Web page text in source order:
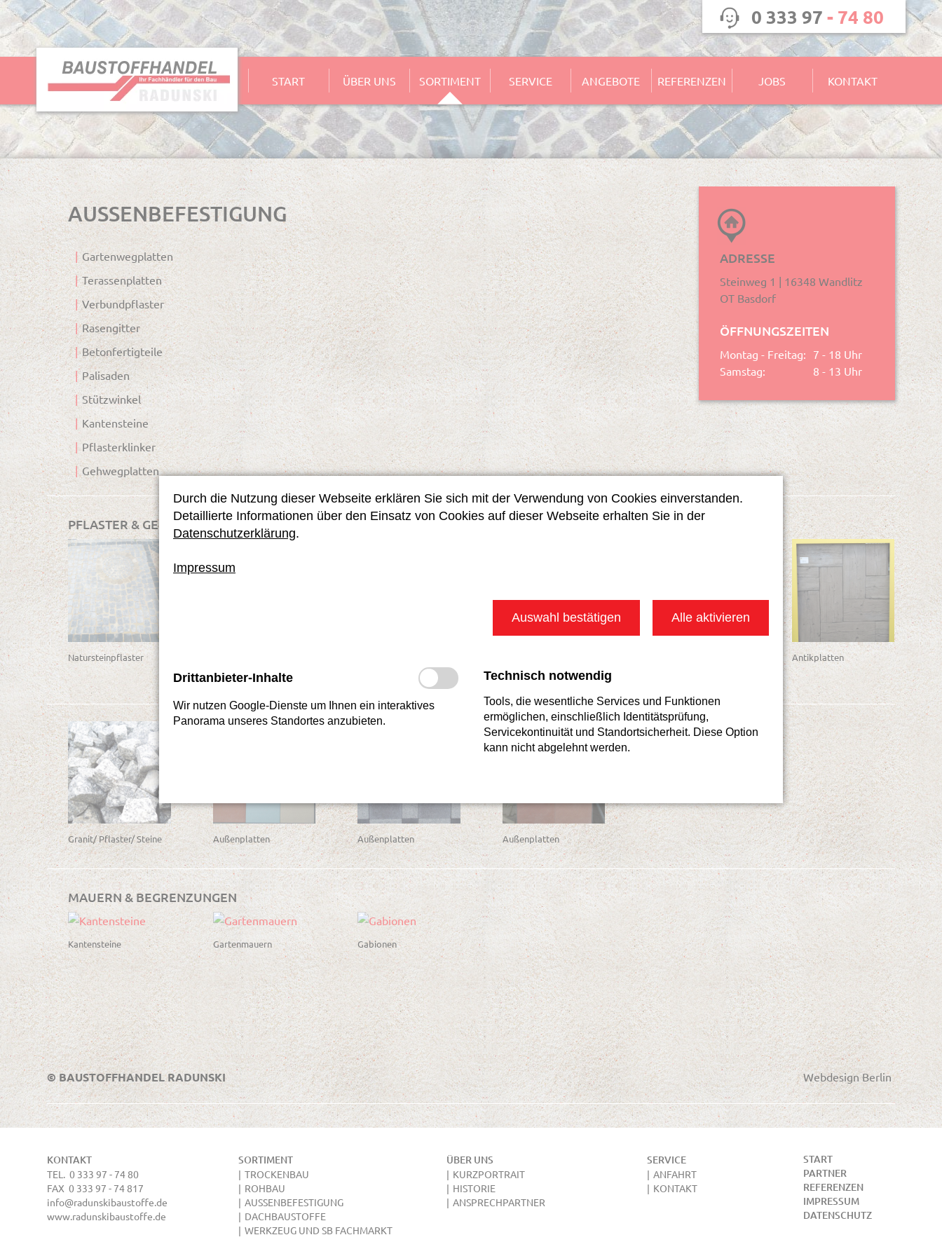
0 333 97 - 74 80
NAVIGATION
ÜBERSPRINGEN
START ÜBER UNS SORTIMENT SERVICE ANGEBOTE REFERENZEN JOBS KONTAKT
AUSSENBEFESTIGUNG
Gartenwegplatten
Terassenplatten
Verbundpflaster
Rasengitter
Betonfertigteile
Palisaden
Stützwinkel
Kantensteine
Pflasterklinker
Gehwegplatten
ADRESSE
Steinweg 1 | 16348 Wandlitz
OT Basdorf
ÖFFNUNGSZEITEN
Montag - Freitag: 7 - 18 Uhr
Samstag:
8 - 13 Uhr
PFLASTER & GEHWEGPLATTEN
Natursteinpflaster
Natursteinplatten
Antikplatten
Granit/ Pflaster/ Steine Außenplatten Außenplatten Außenplatten
MAUERN & BEGRENZUNGEN
Kantensteine Gartenmauern Gabionen
© BAUSTOFFHANDEL RADUNSKI Webdesign Berlin
KONTAKT
TEL. 0 333 97 - 74 80
FAX 0 333 97 - 74 817
info@radunskibaustoffe.de
www.radunskibaustoffe.de
SORTIMENT
TROCKENBAU
ROHBAU
AUSSENBEFESTIGUNG
DACHBAUSTOFFE
WERKZEUG UND SB FACHMARKT
ÜBER UNS
KURZPORTRAIT
HISTORIE
ANSPRECHPARTNER
SERVICE
ANFAHRT
KONTAKT
START
PARTNER
REFERENZEN
IMPRESSUM
DATENSCHUTZ
Durch die Nutzung dieser Webseite erklären Sie sich mit der Verwendung von Cookies einverstanden.
Detaillierte Informationen über den Einsatz von Cookies auf dieser Webseite erhalten Sie in der
Datenschutzerklärung.
Impressum
Auswahl bestätigen Alle aktivieren
Drittanbieter-Inhalte
Wir nutzen Google-Dienste um Ihnen ein interaktives
Panorama unseres Standortes anzubieten.
Technisch notwendig
Tools, die wesentliche Services und Funktionen
ermöglichen, einschließlich Identitätsprüfung,
Servicekontinuität und Standortsicherheit. Diese Option
kann nicht abgelehnt werden.